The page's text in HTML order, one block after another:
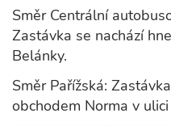
Směr Centrální
Zastávka se nachází
Belánky.
Směr Pařížská:
obchodem Norma v